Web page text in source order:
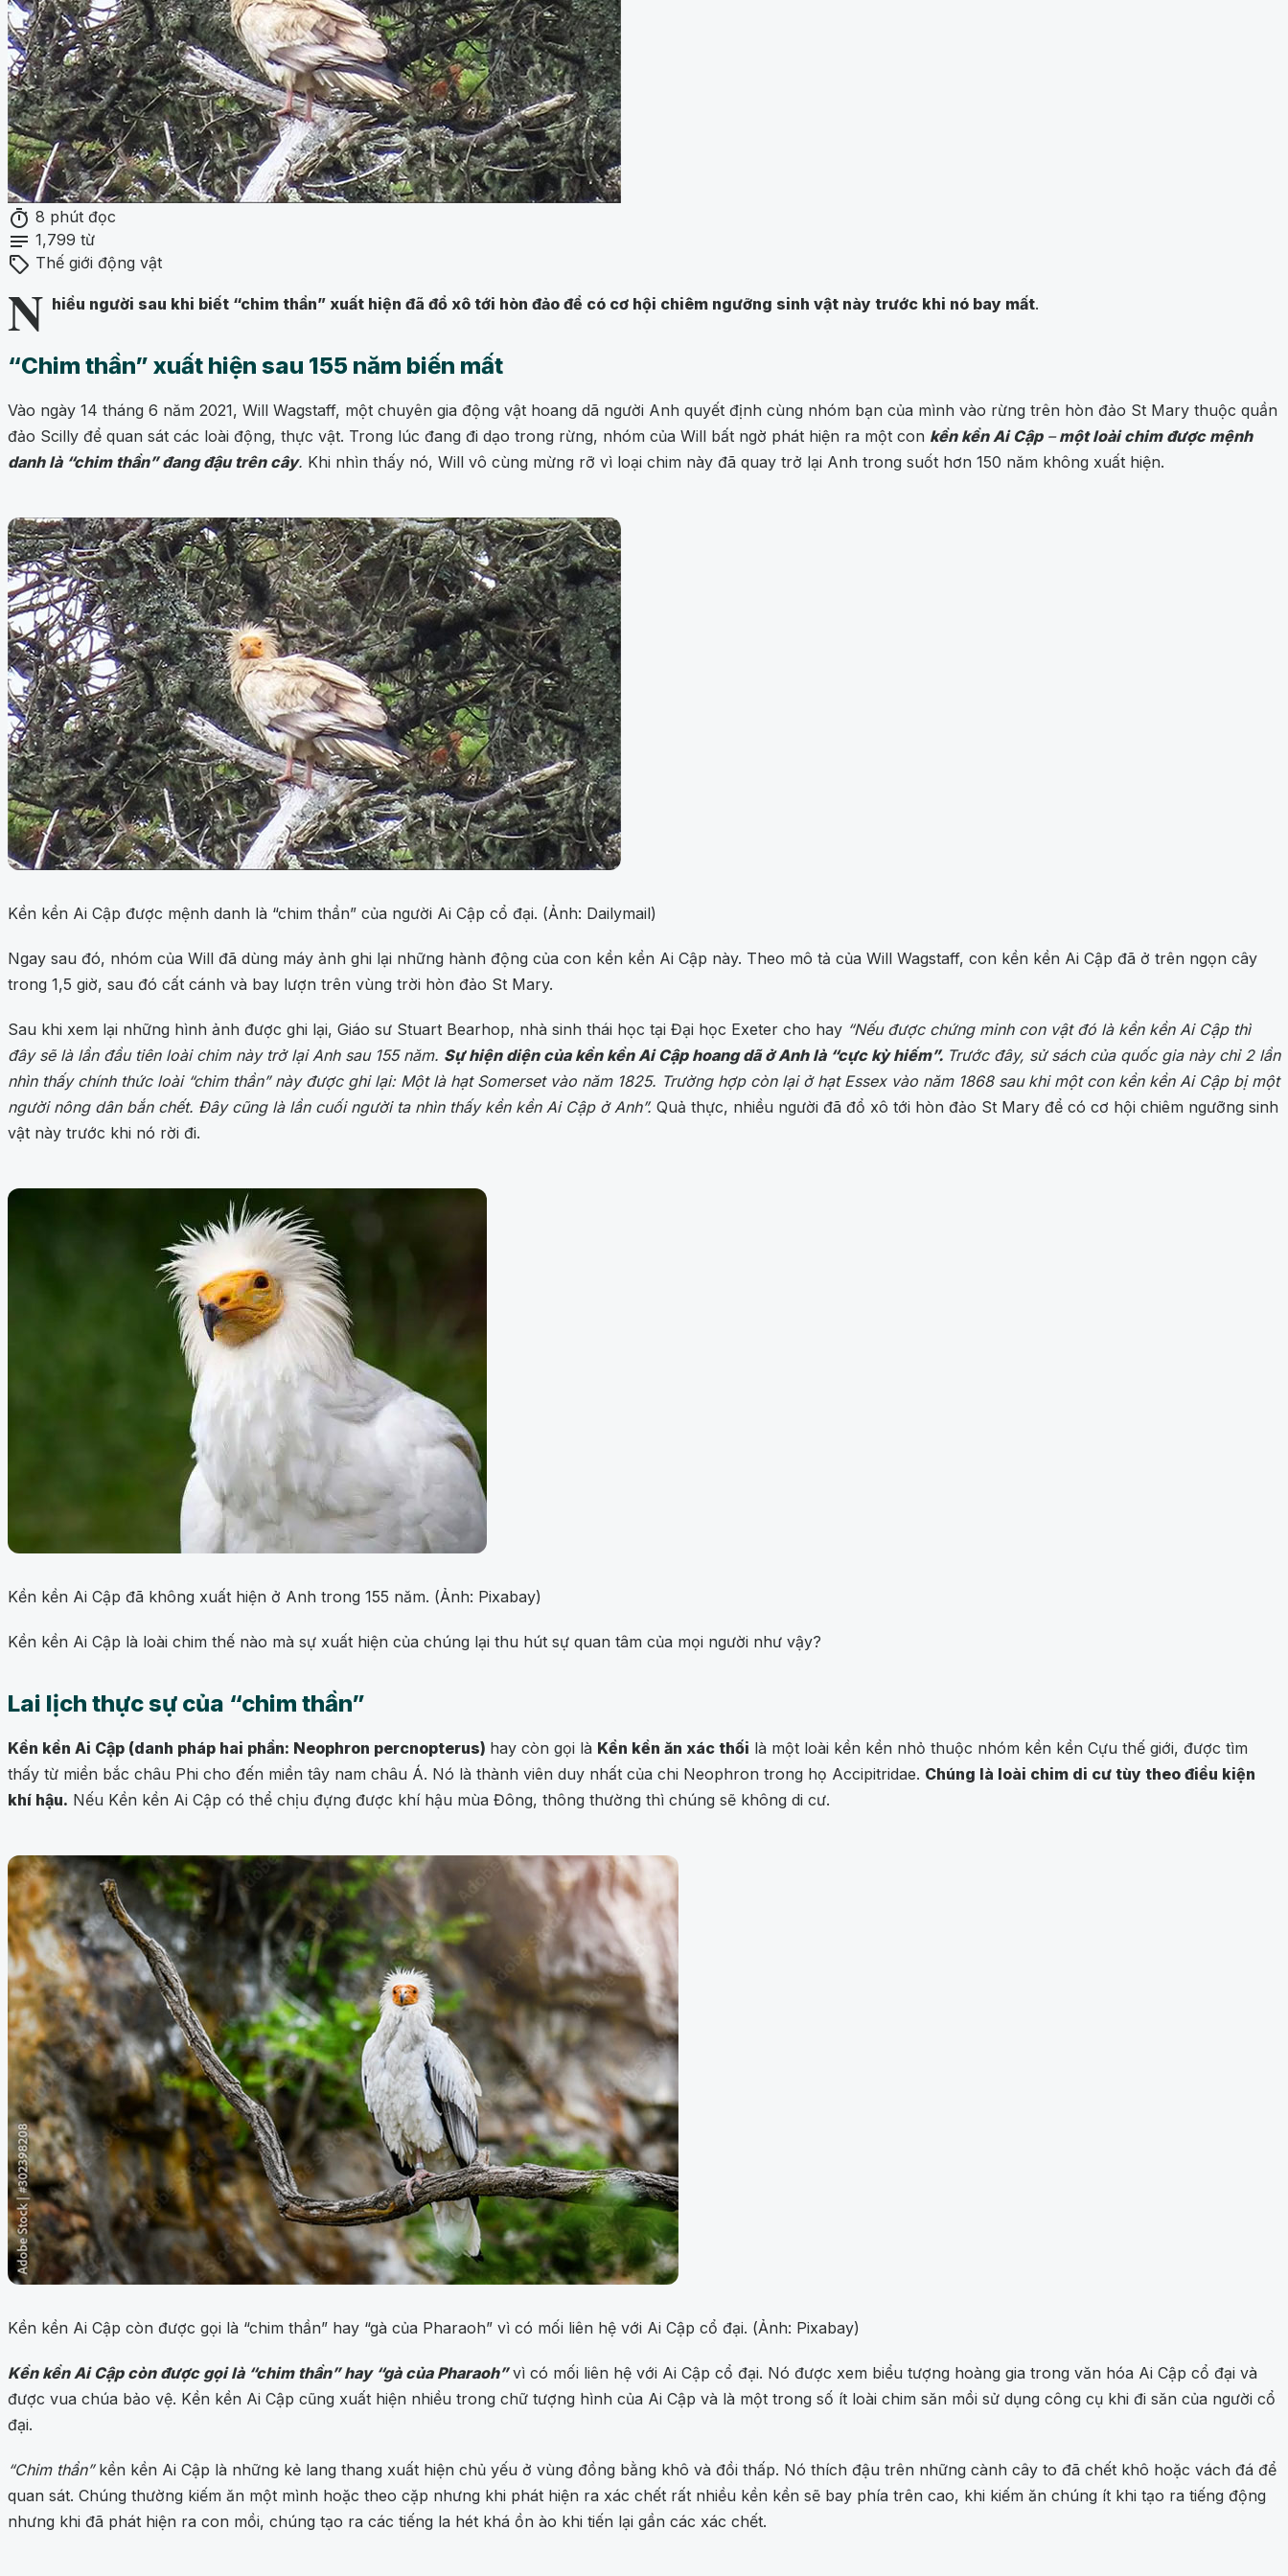
timer 8 phút đọc
notes 1,799 từ
sell Thế giới động vật
N hiều người sau khi biết “chim thần” xuất hiện đã đổ xô tới hòn đảo để có cơ hội chiêm ngưỡng sinh vật này trước khi nó bay mất.
“Chim thần” xuất hiện sau 155 năm biến mất
Vào ngày 14 tháng 6 năm 2021, Will Wagstaff, một chuyên gia động vật hoang dã người Anh quyết định cùng nhóm bạn của mình vào rừng trên hòn đảo St Mary thuộc quần
đảo Scilly để quan sát các loài động, thực vật. Trong lúc đang đi dạo trong rừng, nhóm của Will bất ngờ phát hiện ra một con kền kền Ai Cập–một loài chim được mệnh
danh là “chim thần” đang đậu trên cây. Khi nhìn thấy nó, Will vô cùng mừng rỡ vì loại chim này đã quay trở lại Anh trong suốt hơn 150 năm không xuất hiện.
Kền kền Ai Cập được mệnh danh là “chim thần” của người Ai Cập cổ đại. (Ảnh: Dailymail)
Ngay sau đó, nhóm của Will đã dùng máy ảnh ghi lại những hành động của con kền kền Ai Cập này. Theo mô tả của Will Wagstaff, con kền kền Ai Cập đã ở trên ngọn cây
trong 1,5 giờ, sau đó cất cánh và bay lượn trên vùng trời hòn đảo St Mary.
Sau khi xem lại những hình ảnh được ghi lại, Giáo sư Stuart Bearhop, nhà sinh thái học tại Đại học Exeter cho hay “Nếu được chứng minh con vật đó là kền kền Ai Cập thì
đây sẽ là lần đầu tiên loài chim này trở lại Anh sau 155 năm. Sự hiện diện của kền kền Ai Cập hoang dã ở Anh là “cực kỳ hiếm”. Trước đây, sử sách của quốc gia này chỉ 2 lần
nhìn thấy chính thức loài “chim thần” này được ghi lại: Một là hạt Somerset vào năm 1825. Trường hợp còn lại ở hạt Essex vào năm 1868 sau khi một con kền kền Ai Cập bị một
người nông dân bắn chết. Đây cũng là lần cuối người ta nhìn thấy kền kền Ai Cập ở Anh”. Quả thực, nhiều người đã đổ xô tới hòn đảo St Mary để có cơ hội chiêm ngưỡng sinh
vật này trước khi nó rời đi.
Kền kền Ai Cập đã không xuất hiện ở Anh trong 155 năm. (Ảnh: Pixabay)
Kền kền Ai Cập là loài chim thế nào mà sự xuất hiện của chúng lại thu hút sự quan tâm của mọi người như vậy?
Lai lịch thực sự của “chim thần”
Kền kền Ai Cập (danh pháp hai phần: Neophron percnopterus) hay còn gọi là Kền kền ăn xác thối là một loài kền kền nhỏ thuộc nhóm kền kền Cựu thế giới, được tìm
thấy từ miền bắc châu Phi cho đến miền tây nam châu Á. Nó là thành viên duy nhất của chi Neophron trong họ Accipitridae. Chúng là loài chim di cư tùy theo điều kiện
khí hậu. Nếu Kền kền Ai Cập có thể chịu đựng được khí hậu mùa Đông, thông thường thì chúng sẽ không di cư.
Kền kền Ai Cập còn được gọi là “chim thần” hay “gà của Pharaoh” vì có mối liên hệ với Ai Cập cổ đại. (Ảnh: Pixabay)
Kền kền Ai Cập còn được gọi là “chim thần” hay “gà của Pharaoh”vì có mối liên hệ với Ai Cập cổ đại. Nó được xem biểu tượng hoàng gia trong văn hóa Ai Cập cổ đại và
được vua chúa bảo vệ. Kền kền Ai Cập cũng xuất hiện nhiều trong chữ tượng hình của Ai Cập và là một trong số ít loài chim săn mồi sử dụng công cụ khi đi săn của người cổ
đại.
“Chim thần” kền kền Ai Cập là những kẻ lang thang xuất hiện chủ yếu ở vùng đồng bằng khô và đồi thấp. Nó thích đậu trên những cành cây to đã chết khô hoặc vách đá để
quan sát. Chúng thường kiếm ăn một mình hoặc theo cặp nhưng khi phát hiện ra xác chết rất nhiều kền kền sẽ bay phía trên cao, khi kiếm ăn chúng ít khi tạo ra tiếng động
nhưng khi đã phát hiện ra con mồi, chúng tạo ra các tiếng la hét khá ồn ào khi tiến lại gần các xác chết.